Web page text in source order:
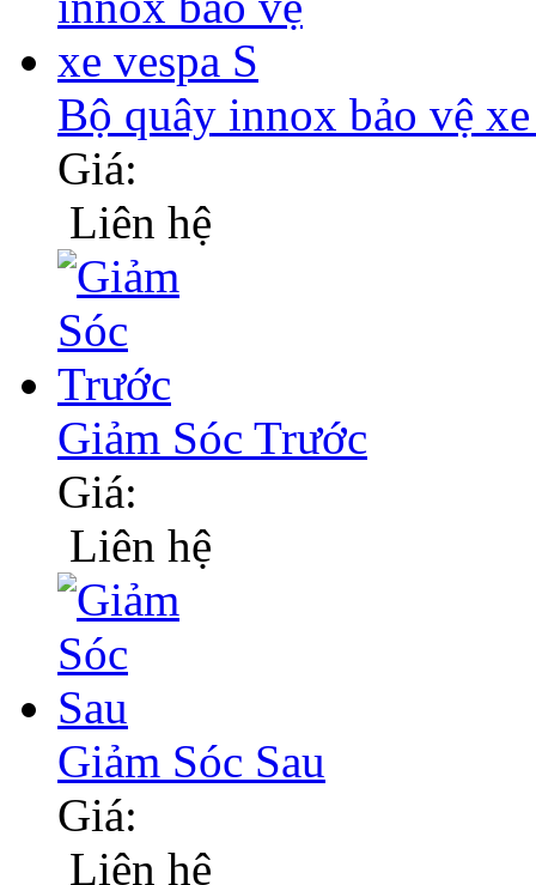
Bộ quây innox bảo vệ xe
Giá:
Liên hệ
Giảm Sóc Trước
Giá:
Liên hệ
Giảm Sóc Sau
Giá:
Liên hệ